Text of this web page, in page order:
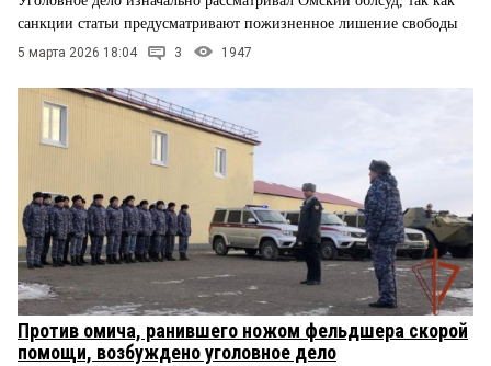
санкции статьи предусматривают пожизненное лишение свободы
5 марта 2026 18:04 3 1947
Против омича, ранившего ножом фельдшера скорой
помощи, возбуждено уголовное дело